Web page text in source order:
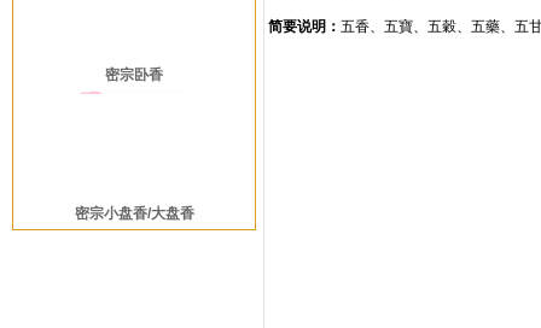
密宗卧香
密宗小盘香/大盘香
简要说明： 五香、五寶、五穀、五藥、五